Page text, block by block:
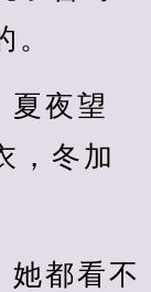
夏夜望
，冬加
她都看不